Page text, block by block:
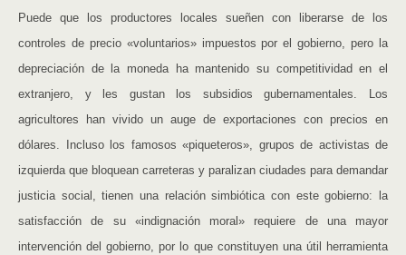
Puede que los productores locales sueñen con liberarse de los
controles de precio «voluntarios» impuestos por el gobierno, pero la
depreciación de la moneda ha mantenido su competitividad en el
extranjero, y les gustan los subsidios gubernamentales. Los
agricultores han vivido un auge de exportaciones con precios en
dólares. Incluso los famosos «piqueteros», grupos de activistas de
izquierda que bloquean carreteras y paralizan ciudades para demandar
justicia social, tienen una relación simbiótica con este gobierno: la
satisfacción de su «indignación moral» requiere de una mayor
intervención del gobierno, por lo que constituyen una útil herramienta